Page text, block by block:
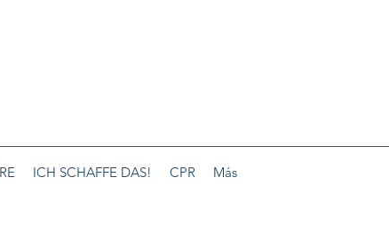
ICH SCHAFFE DAS! CPR Más